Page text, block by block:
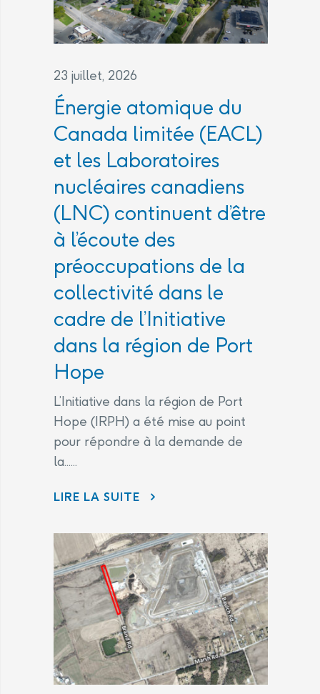
23 juillet, 2026
Énergie atomique du
Canada limitée (EACL)
et les Laboratoires
nucléaires canadiens
(LNC) continuent d’être
à l’écoute des
préoccupations de la
collectivité dans le
cadre de l’Initiative
dans la région de Port
Hope
L’Initiative dans la région de Port
Hope (IRPH) a été mise au point
pour répondre à la demande de
la......
LIRE LA SUITE